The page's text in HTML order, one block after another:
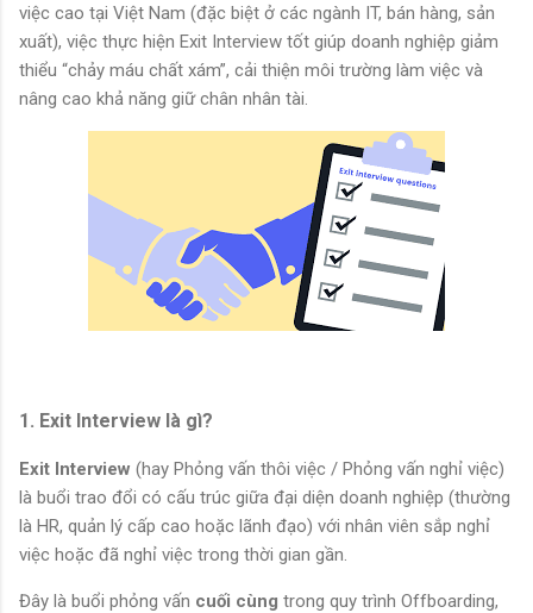
việc cao tại Việt Nam (đặc biệt ở các ngành IT, bán hàng, sản
xuất), việc thực hiện Exit Interview tốt giúp doanh nghiệp giảm
thiểu “chảy máu chất xám”, cải thiện môi trường làm việc và
nâng cao khả năng giữ chân nhân tài.
1. Exit Interview là gì?
Exit Interview (hay Phỏng vấn thôi việc / Phỏng vấn nghỉ việc)
là buổi trao đổi có cấu trúc giữa đại diện doanh nghiệp (thường
là HR, quản lý cấp cao hoặc lãnh đạo) với nhân viên sắp nghỉ
việc hoặc đã nghỉ việc trong thời gian gần.
Đây là buổi phỏng vấn cuối cùng trong quy trình Offboarding,